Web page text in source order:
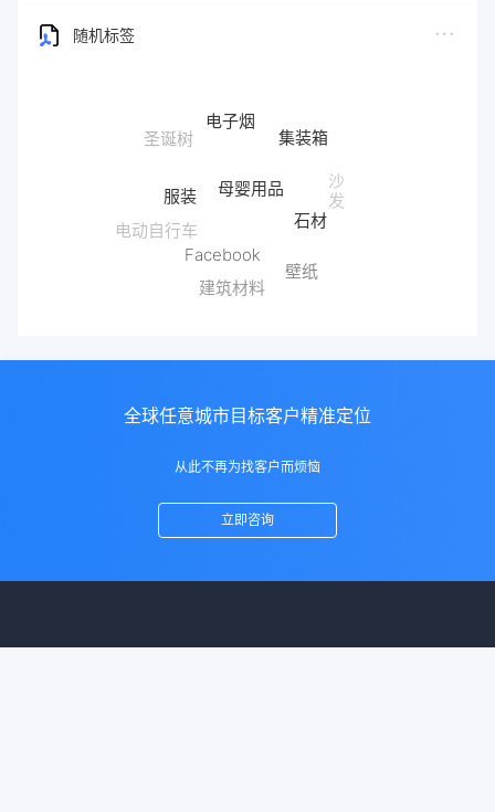
随机标签
沙
发
电动自行车
母婴用品
壁纸
建筑材料
Facebook
全球任意城市目标客户精准定位
从此不再为找客户而烦恼
立即咨询